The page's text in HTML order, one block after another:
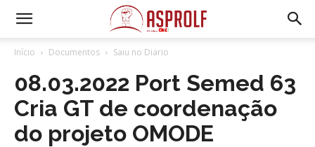
Início Documentos Saiu no Diario
08.03.2022 Port Semed 63
Cria GT de coordenação
do projeto OMODE